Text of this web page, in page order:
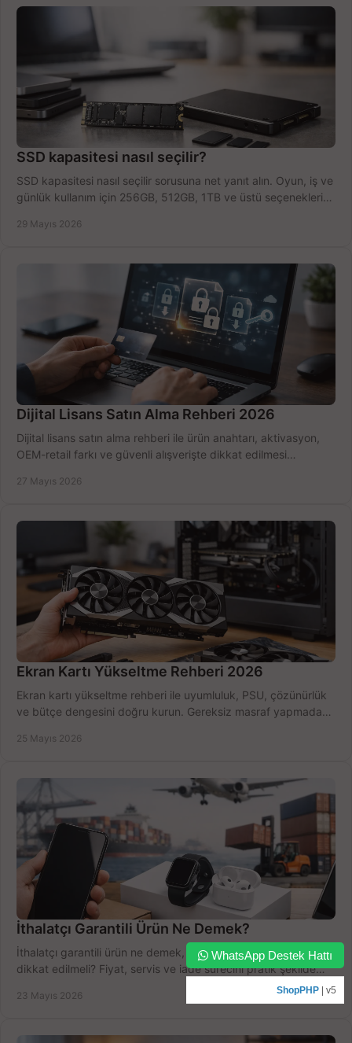
SSD kapasitesi nasıl seçilir?
SSD kapasitesi nasıl seçilir sorusuna net yanıt alın. Oyun, iş ve
günlük kullanım için 256GB, 512GB, 1TB ve üstü seçenekleri
29 Mayıs 2026
Dijital Lisans Satın Alma Rehberi 2026
Dijital lisans satın alma rehberi ile ürün anahtarı, aktivasyon,
OEM-retail farkı ve güvenli alışverişte dikkat edilmesi
27 Mayıs 2026
Ekran Kartı Yükseltme Rehberi 2026
Ekran kartı yükseltme rehberi ile uyumluluk, PSU, çözünürlük
ve bütçe dengesini doğru kurun. Gereksiz masraf yapmadan
25 Mayıs 2026
İthalatçı Garantili Ürün Ne Demek?
İthalatçı garantili ürün ne demek, avantajları neler, nelere
dikkat edilmeli? Fiyat, servis ve iade sürecini pratik şekilde
23 Mayıs 2026
WhatsApp Destek Hattı
ShopPHP | v5